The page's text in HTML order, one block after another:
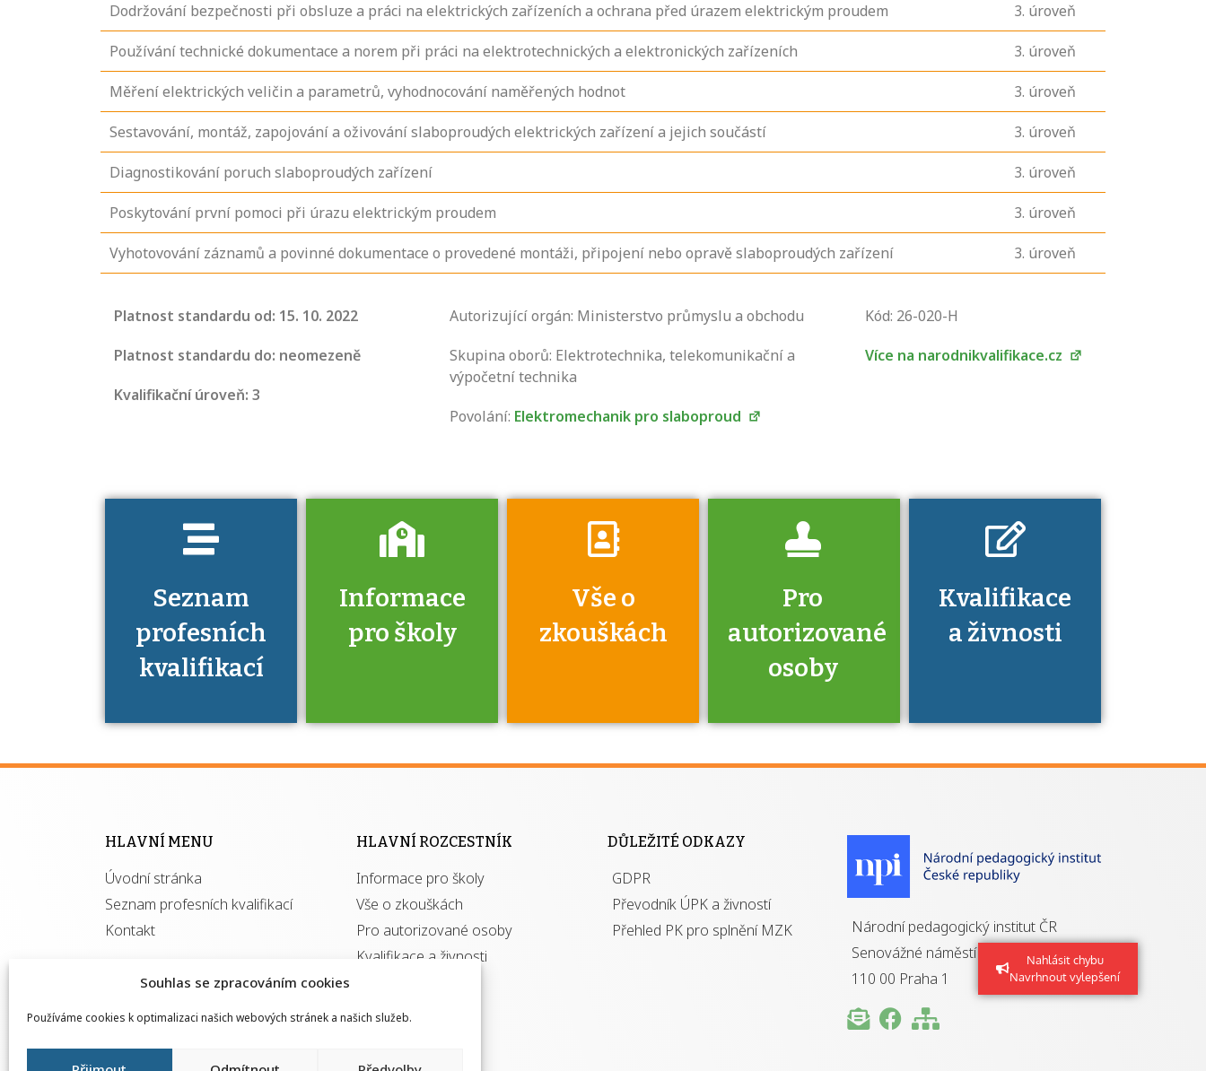
Souhlas se zpracováním cookies
Používáme cookies k optimalizaci našich webových stránek a našich služeb.
Nahlásit chybu
Navrhnout vylepšení
Dodržování bezpečnosti při obsluze a práci na elektrických zařízeních a ochrana před úrazem elektrickým proudem 3. úroveň
Používání technické dokumentace a norem při práci na elektrotechnických a elektronických zařízeních 3. úroveň
Měření elektrických veličin a parametrů, vyhodnocování naměřených hodnot 3. úroveň
Sestavování, montáž, zapojování a oživování slaboproudých elektrických zařízení a jejich součástí 3. úroveň
Diagnostikování poruch slaboproudých zařízení 3. úroveň
Poskytování první pomoci při úrazu elektrickým proudem 3. úroveň
Vyhotovování záznamů a povinné dokumentace o provedené montáži, připojení nebo opravě slaboproudých zařízení 3. úroveň
Platnost standardu od: 15. 10. 2022
Platnost standardu do: neomezeně
Kvalifikační úroveň: 3
Autorizující orgán: Ministerstvo průmyslu a obchodu
Skupina oborů: Elektrotechnika, telekomunikační a
výpočetní technika
Povolání: Elektromechanik pro slaboproud
Kód: 26-020-H
Více na narodnikvalifikace.cz
Seznam
profesních
kvalifikací
Projděte si
profesních
jaké dovednosti
Informace
pro školy
Víte, že jako škola
kvalifikací jisté
získávání
autorizací?
Vše o
zkouškách
přihlásit ke
zkoušce a kde
o tom, kdo vás
Pro
autorizované
osoby
výhody má získání
Kvalifikace
a živnosti
určitá kvalifikace.
HLAVNÍ MENU
Úvodní stránka
Seznam profesních kvalifikací
Kontakt
HLAVNÍ ROZCESTNÍK
Informace pro školy
Vše o zkouškách
Pro autorizované osoby
Kvalifikace a živnosti
DŮLEŽITÉ ODKAZY
GDPR
Převodník ÚPK a živností
Přehled PK pro splnění MZK
Národní pedagogický institut ČR
Senovážné náměstí 25
110 00 Praha 1